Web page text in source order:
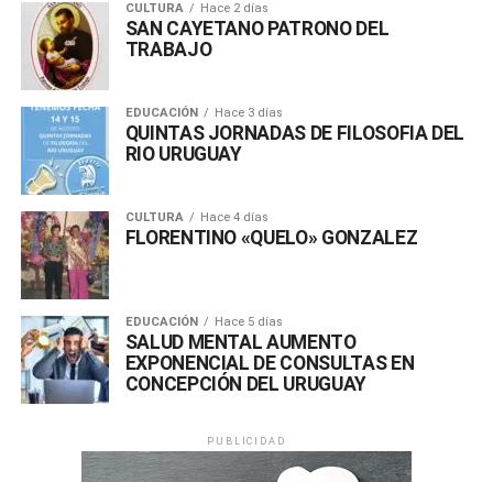
CULTURA Hace 2 días
SAN CAYETANO PATRONO DEL
TRABAJO
EDUCACIÓN Hace 3 días
QUINTAS JORNADAS DE FILOSOFIA DEL
RIO URUGUAY
CULTURA Hace 4 días
FLORENTINO «QUELO» GONZALEZ
EDUCACIÓN Hace 5 días
SALUD MENTAL AUMENTO
EXPONENCIAL DE CONSULTAS EN
CONCEPCIÓN DEL URUGUAY
PUBLICIDAD